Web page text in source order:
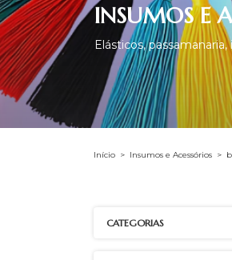
INSUMOS E
Elásticos,
Início > Insumos e Acessórios >
CATEGORIAS